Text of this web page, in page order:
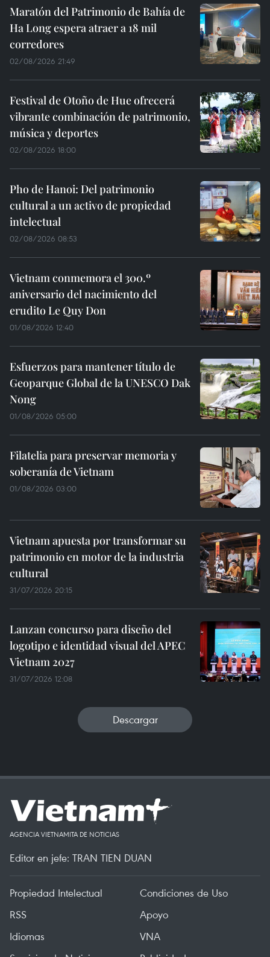
Maratón del Patrimonio de Bahía de
Ha Long espera atraer a 18 mil
corredores
02/08/2026 21:49
Festival de Otoño de Hue ofrecerá
vibrante combinación de patrimonio,
música y deportes
02/08/2026 18:00
Pho de Hanoi: Del patrimonio
cultural a un activo de propiedad
intelectual
02/08/2026 08:53
Vietnam conmemora el 300.º
aniversario del nacimiento del
erudito Le Quy Don
01/08/2026 12:40
Esfuerzos para mantener título de
Geoparque Global de la UNESCO Dak
Nong
01/08/2026 05:00
Filatelia para preservar memoria y
soberanía de Vietnam
01/08/2026 03:00
Vietnam apuesta por transformar su
patrimonio en motor de la industria
cultural
31/07/2026 20:15
Lanzan concurso para diseño del
logotipo e identidad visual del APEC
Vietnam 2027
31/07/2026 12:08
Descargar
AGENCIA VIETNAMITA DE NOTICIAS
Editor en jefe: TRAN TIEN DUAN
Propiedad Intelectual
Condiciones de Uso
RSS
Apoyo
Idiomas
VNA